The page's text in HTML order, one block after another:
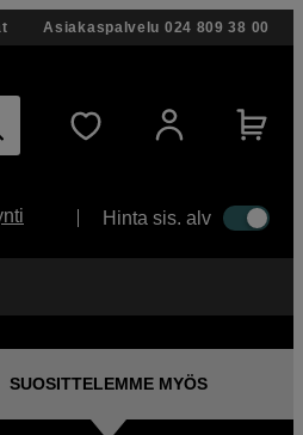
Asiakaspalvelu 024 809 38 00
Hinta sis. alv
SUOSITTELEMME MYÖS